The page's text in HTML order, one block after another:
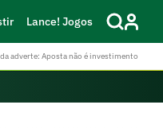
Lance! Jogos
adverte: Aposta não é investimento